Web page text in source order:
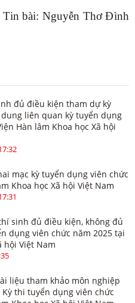
Tin bài: Nguyễn Thơ Đình
đủ điều kiện tham dự kỳ
liên quan kỳ tuyển dụng
Hàn lâm Khoa học Xã hội
mạc kỳ tuyển dụng viên chức
Khoa học Xã hội Việt Nam
sinh đủ điều kiện, không đủ
dụng viên chức năm 2025 tại
hội Việt Nam
liệu tham khảo môn nghiệp
thi tuyển dụng viên chức